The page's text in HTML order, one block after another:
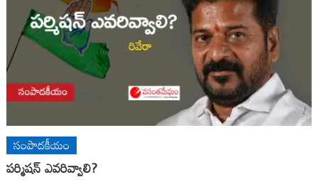
సంపాదకీయం
ప‌ర్మిష‌న్ ఎవ‌రివ్వాలి?